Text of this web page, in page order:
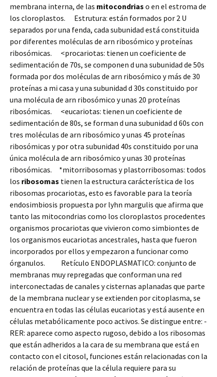
membrana interna, de las mitocondrias o en el estroma de
los cloroplastos. Estrutura: están formados por 2 U
separados por una fenda, cada subunidad está constituida
por diferentes moléculas de arn ribosómico y proteínas
ribosómicas. <procariotas: tienen un coeficiente de
sedimentación de 70s, se componen d una subunidad de 50s
formada por dos moléculas de arn ribosómico y más de 30
proteínas a mi casa y una subunidad d 30s constituido por
una molécula de arn ribosómico y unas 20 proteínas
ribosómicas. <eucariotas: tienen un coeficiente de
sedimentación de 80s, se forman d una subunidad d 60s con
tres moléculas de arn ribosómico y unas 45 proteínas
ribosómicas y por otra subunidad 40s constituido por una
única molécula de arn ribosómico y unas 30 proteínas
ribosómicas. *mitorribosomas y plastorribosomas: todos
los ribosomas tienen la estructura carácterística de los
ribosomas procariotas, esto es favorable para la teoría
endosimbiosis propuesta por lyhn margulis que afirma que
tanto las mitocondrias como los cloroplastos procedentes
organismos procariotas que vivieron como simbiontes de
los organismos eucariotas ancestrales, hasta que fueron
incorporados por ellos y empezaron a funcionar como
órganulos. Retículo ENDOPLASMATICO: conjunto de
membranas muy repregadas que conforman una red
interconectadas de canales y cisternas aplanadas que parte
de la membrana nuclear y se extienden por citoplasma, se
encuentra en todas las células eucariotas y está ausente en
células metabólicamente poco activos. Se distingue entre: -
RER: aparece como aspecto rugoso, debido a los ribosomas
que están adheridos a la cara de su membrana que está en
contacto con el citosol, funciones están relacionadas con la
relación de proteínas que la célula requiere para su